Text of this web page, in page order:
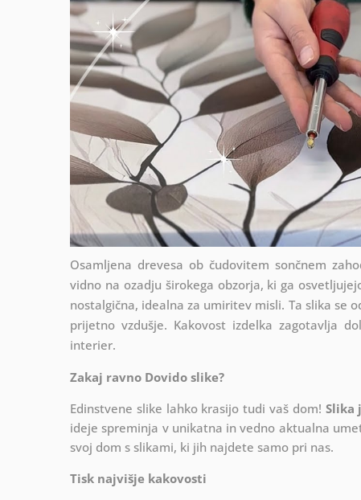
Osamljena drevesa ob čudovitem sončnem
vidno na ozadju širokega obzorja, ki ga
nostalgična, idealna za umiritev misli. Ta slika se
prijetno vzdušje. Kakovost izdelka zagotavlja
interier.
Zakaj ravno Dovido slike?
Edinstvene slike lahko krasijo tudi vaš dom! Slika
ideje spreminja v unikatna in vedno aktualna
svoj dom s slikami, ki jih najdete samo pri nas.
Tisk najvišje kakovosti